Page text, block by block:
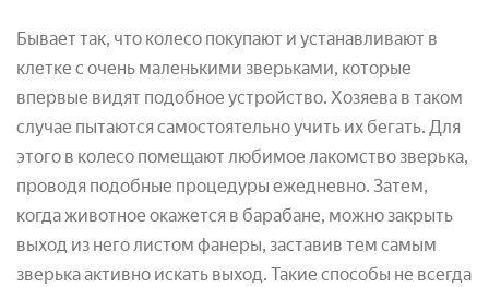
Бывает так, что колесо покупают и устанавливают в
клетке с очень маленькими зверьками, которые
впервые видят подобное устройство. Хозяева в таком
случае пытаются самостоятельно учить их бегать. Для
этого в колесо помещают любимое лакомство зверька,
проводя подобные процедуры ежедневно. Затем,
когда животное окажется в барабане, можно закрыть
выход из него листом фанеры, заставив тем самым
зверька активно искать выход. Такие способы не всегда